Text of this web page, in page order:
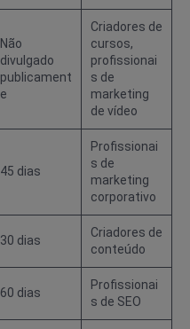
Não
divulgado
publicament
e
Criadores de
cursos,
profissionai
s de
marketing
de vídeo
45 dias
Profissionai
s de
marketing
corporativo
30 dias
Criadores de
conteúdo
60 dias
Profissionai
s de SEO